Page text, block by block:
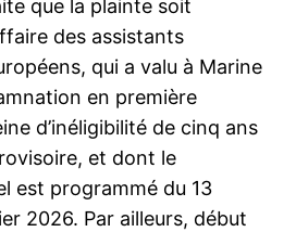
que la plainte soit
des assistants
qui a valu à Marine
en première
d’inéligibilité de cinq ans
et dont le
est programmé du 13
2026. Par ailleurs, début